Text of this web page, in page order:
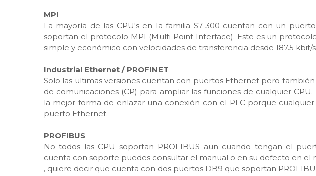
MPI
La mayoría de las CPU's en la familia S7-300 cuentan con un
soportan el protocolo MPI (Multi Point Interface). Este es un
simple y económico con velocidades de transferencia desde 187.5 kbit/s
Industrial Ethernet / PROFINET
Solo las ultimas versiones cuentan con puertos Ethernet pero
de comunicaciones (CP) para ampliar las funciones de cualquier
la mejor forma de enlazar una conexión con el PLC porque
puerto Ethernet.
PROFIBUS
No todos las CPU soportan PROFIBUS aun cuando tengan el
cuenta con soporte puedes consultar el manual o en su defecto en el
, quiere decir que cuenta con dos puertos DB9 que soportan